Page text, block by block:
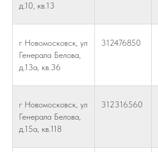
д.10, кв.13
г Новомосковск, ул
Генерала Белова,
д.13а, кв.36
312476850
г Новомосковск, ул
Генерала Белова,
д.15а, кв.118
312316560